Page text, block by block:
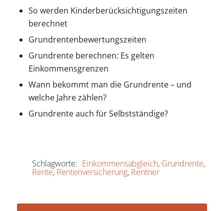
So werden Kinderberücksichtigungszeiten
berechnet
Grundrentenbewertungszeiten
Grundrente berechnen: Es gelten
Einkommensgrenzen
Wann bekommt man die Grundrente – und
welche Jahre zählen?
Grundrente auch für Selbstständige?
Schlagworte: Einkommensabgleich, Grundrente,
Rente, Rentenversicherung, Rentner